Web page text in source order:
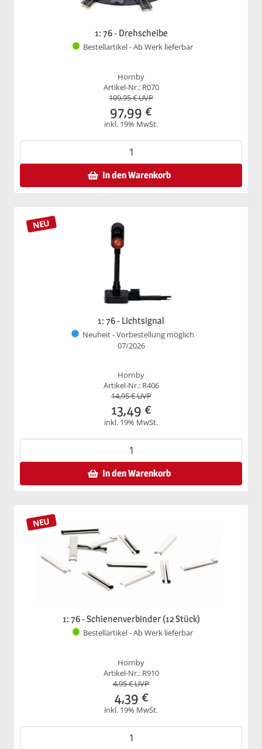
1: 76 - Drehscheibe
Bestellartikel - Ab Werk lieferbar
Hornby
Artikel-Nr.: R070
109,95€ UVP
97,99 €
inkl. 19% MwSt.
In den Warenkorb
NEU
1: 76 - Lichtsignal
Neuheit - Vorbestellung möglich
07/2026
Hornby
Artikel-Nr.: R406
14,95€ UVP
13,49 €
inkl. 19% MwSt.
In den Warenkorb
NEU
1: 76 - Schienenverbinder (12 Stück)
Bestellartikel - Ab Werk lieferbar
Hornby
Artikel-Nr.: R910
4,95€ UVP
4,39 €
inkl. 19% MwSt.